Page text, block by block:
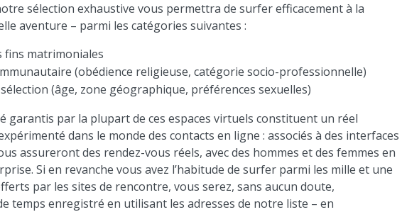
sélection exhaustive vous permettra de surfer efficacement à la
aventure – parmi les catégories suivantes :
fins matrimoniales
(obédience religieuse, catégorie socio-professionnelle)
(âge, zone géographique, préférences sexuelles)
garantis par la plupart de ces espaces virtuels constituent un réel
dans le monde des contacts en ligne : associés à des interfaces
assureront des rendez-vous réels, avec des hommes et des femmes en
Si en revanche vous avez l’habitude de surfer parmi les mille et une
par les sites de rencontre, vous serez, sans aucun doute,
temps enregistré en utilisant les adresses de notre liste – en